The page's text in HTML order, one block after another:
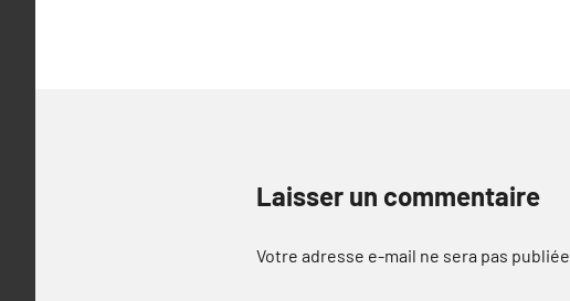
Laisser un commentaire
Votre adresse e-mail ne sera pas publiée.